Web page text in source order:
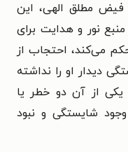
فیض مطلق الهی، این
نور و هدایت برای
می‌کند، احتجاب از
دیدار او را نداشته
یکی از آن دو خطر یا
شایستگی و نبود